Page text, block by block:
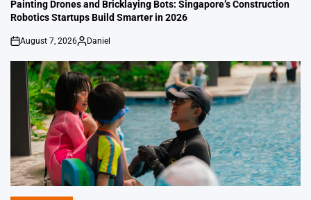
Painting Drones and Bricklaying Bots: Singapore’s Construction
Robotics Startups Build Smarter in 2026
on
August 7, 2026
Posted
Daniel